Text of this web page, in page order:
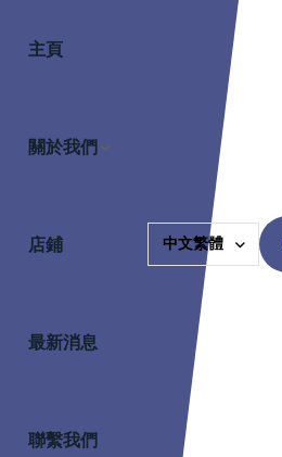
主頁
關於我們
店鋪
最新消息
聯繫我們
中文繁體